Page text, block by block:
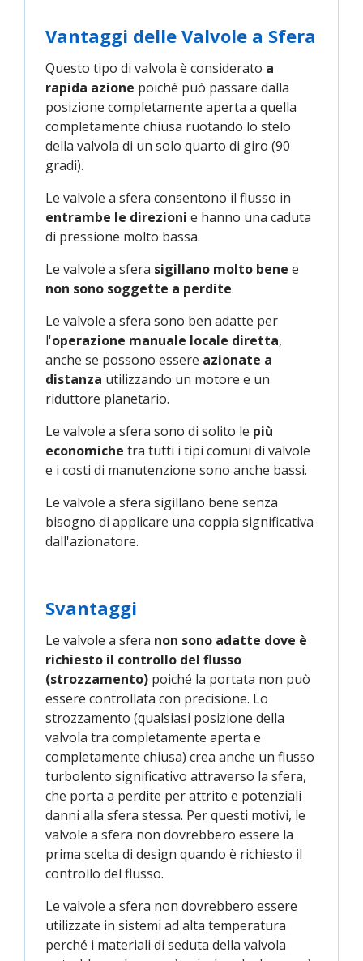
Vantaggi delle Valvole a Sfera
Questo tipo di valvola è considerato a
rapida azione poiché può passare dalla
posizione completamente aperta a quella
completamente chiusa ruotando lo stelo
della valvola di un solo quarto di giro (90
gradi).
Le valvole a sfera consentono il flusso in
entrambe le direzioni e hanno una caduta
di pressione molto bassa.
Le valvole a sfera sigillano molto bene e
non sono soggette a perdite.
Le valvole a sfera sono ben adatte per
l'operazione manuale locale diretta,
anche se possono essere azionate a
distanza utilizzando un motore e un
riduttore planetario.
Le valvole a sfera sono di solito le più
economiche tra tutti i tipi comuni di valvole
e i costi di manutenzione sono anche bassi.
Le valvole a sfera sigillano bene senza
bisogno di applicare una coppia significativa
dall'azionatore.
Svantaggi
Le valvole a sfera non sono adatte dove è
richiesto il controllo del flusso
(strozzamento) poiché la portata non può
essere controllata con precisione. Lo
strozzamento (qualsiasi posizione della
valvola tra completamente aperta e
completamente chiusa) crea anche un flusso
turbolento significativo attraverso la sfera,
che porta a perdite per attrito e potenziali
danni alla sfera stessa. Per questi motivi, le
valvole a sfera non dovrebbero essere la
prima scelta di design quando è richiesto il
controllo del flusso.
Le valvole a sfera non dovrebbero essere
utilizzate in sistemi ad alta temperatura
perché i materiali di seduta della valvola